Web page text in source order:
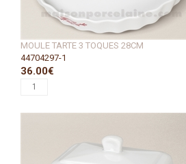
MOULE TARTE 3 TOQUES 28CM
44704297-1
36.00€